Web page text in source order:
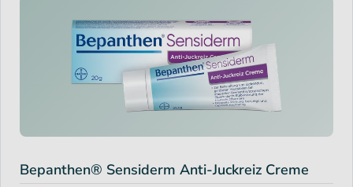
Bepanthen® Sensiderm Anti-Juckreiz Creme